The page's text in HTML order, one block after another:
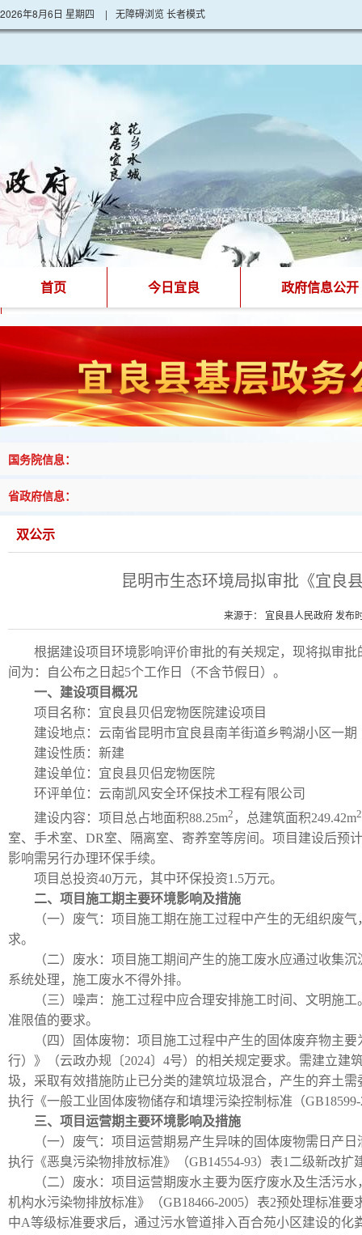
2026年8月6日 星期四 | 无障碍浏览长者模式
首页 今日宜良 政府信息公开
国务院信息：
省政府信息：
双公示
昆明市生态环境局拟审批《宜良
来源于： 宜良县人民政府 发布
根据建设项目环境影响评价审批的有关规定，现将拟审
间为：自公布之日起5个工作日（不含节假日）。
一、建设项目概况
项目名称：宜良县贝侣宠物医院建设项目
建设地点：云南省昆明市宜良县南羊街道乡鸭湖小区一期
建设性质：新建
建设单位：宜良县贝侣宠物医院
环评单位：云南凯风安全环保技术工程有限公司
建设内容：项目总占地面积88.25m2 ，总建筑面积249.42m2
室、手术室、DR室、隔离室、寄养室等房间。项目建设后预
影响需另行办理环保手续。
项目总投资40万元，其中环保投资1.5万元。
二、项目施工期主要环境影响及措施
（一）废气：项目施工期在施工过程中产生的无组织废
求。
（二）废水：项目施工期间产生的施工废水应通过收集
系统处理，施工废水不得外排。
（三）噪声：施工过程中应合理安排施工时间、文明施
准限值的要求。
（四）固体废物：项目施工过程中产生的固体废弃物主
行）》（云政办规〔2024〕4号）的相关规定要求。需建立
圾，采取有效措施防止已分类的建筑垃圾混合，产生的弃土
执行《一般工业固体废物储存和填埋污染控制标准（
三、项目运营期主要环境影响及措施
（一）废气：项目运营期易产生异味的固体废物需日产
执行《恶臭污染物排放标准》（GB14554-93）表1二级新改扩
（二）废水：项目运营期废水主要为医疗废水及生活污
机构水污染物排放标准》（GB18466-2005）表2预处理标准
中A等级标准要求后，通过污水管道排入百合苑小区建设的